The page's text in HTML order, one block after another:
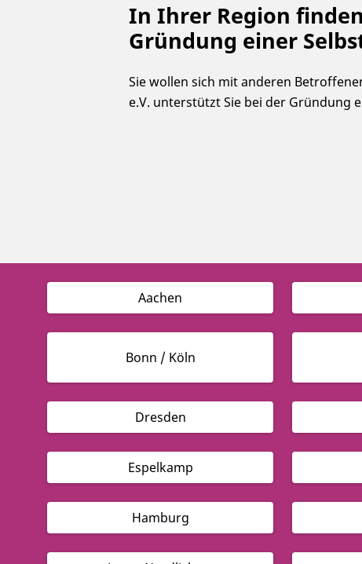
In Ihrer Region
Gründung einer
Sie wollen sich mit anderen
e.V. unterstützt Sie bei der Gründung
Aachen
Bonn / Köln
Dresden
Espelkamp
Hamburg